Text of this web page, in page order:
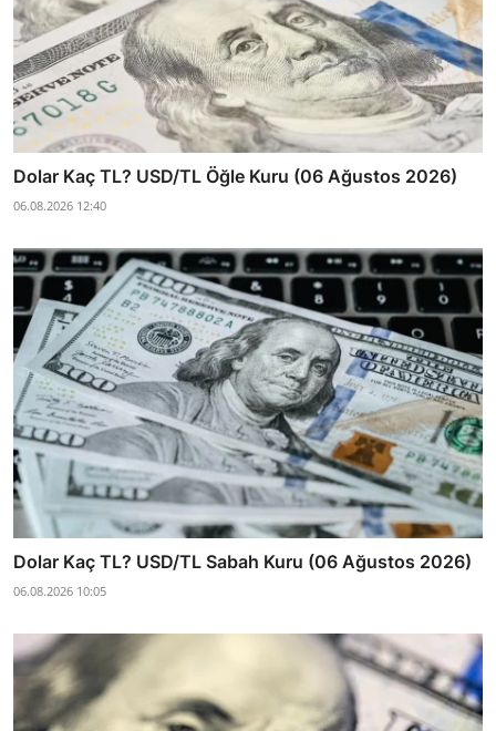
Dolar Kaç TL? USD/TL Öğle Kuru (06 Ağustos 2026)
06.08.2026 12:40
Dolar Kaç TL? USD/TL Sabah Kuru (06 Ağustos 2026)
06.08.2026 10:05